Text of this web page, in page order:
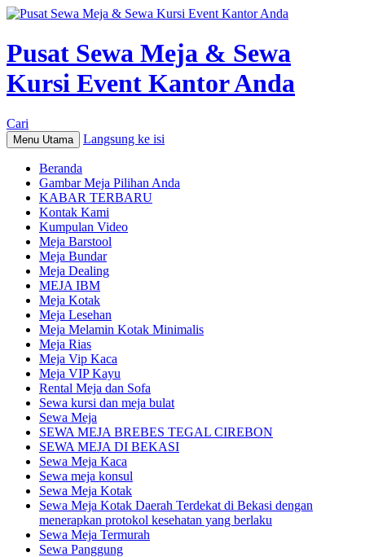
Pusat Sewa Meja & Sewa
Kursi Event Kantor Anda
Cari
Menu Utama Langsung ke isi
Beranda
Gambar Meja Pilihan Anda
KABAR TERBARU
Kontak Kami
Kumpulan Video
Meja Barstool
Meja Bundar
Meja Dealing
MEJA IBM
Meja Kotak
Meja Lesehan
Meja Melamin Kotak Minimalis
Meja Rias
Meja Vip Kaca
Meja VIP Kayu
Rental Meja dan Sofa
Sewa kursi dan meja bulat
Sewa Meja
SEWA MEJA BREBES TEGAL CIREBON
SEWA MEJA DI BEKASI
Sewa Meja Kaca
Sewa meja konsul
Sewa Meja Kotak
Sewa Meja Kotak Daerah Terdekat di Bekasi dengan
menerapkan protokol kesehatan yang berlaku
Sewa Meja Termurah
Sewa Panggung